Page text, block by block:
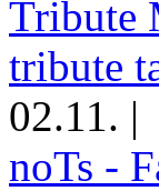
Tribute
tribute
02.11. |
noTs -